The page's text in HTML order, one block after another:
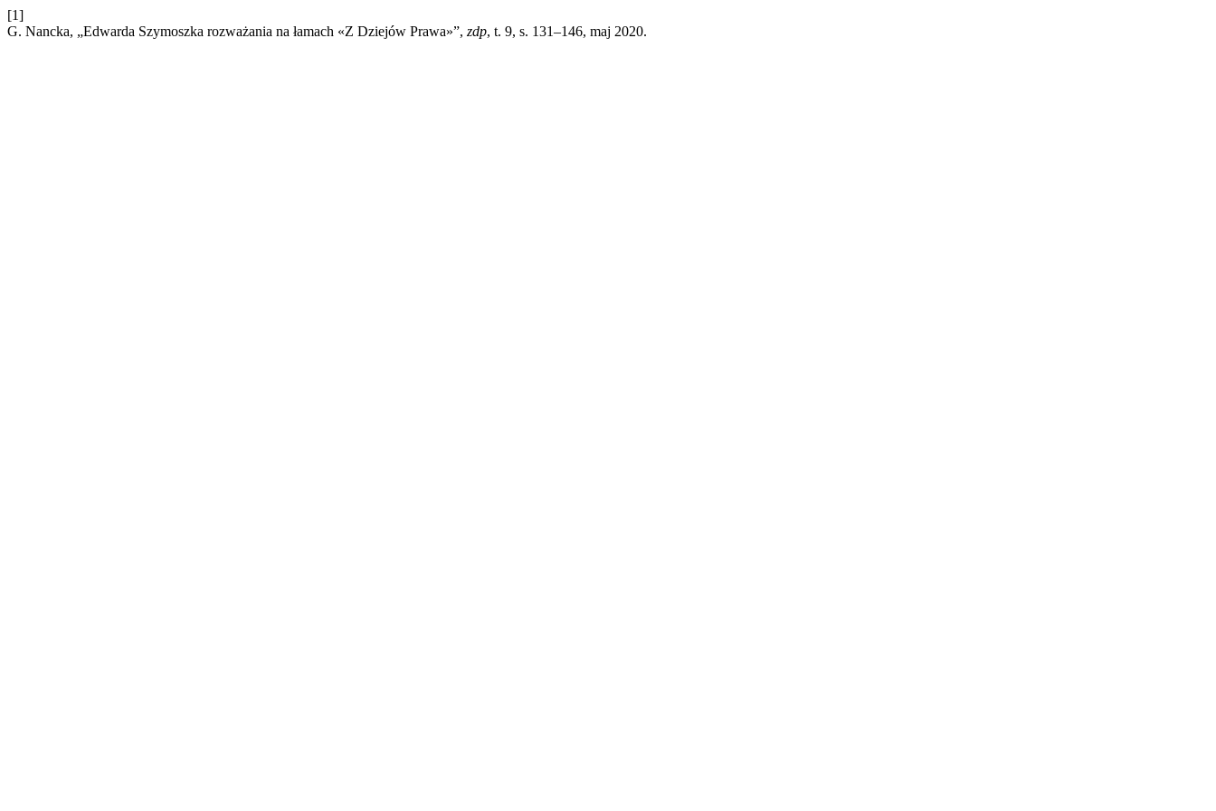
[1]
G. Nancka, „Edwarda Szymoszka rozważania na łamach «Z Dziejów Prawa»”, zdp, t. 9, s. 131–146, maj 2020.